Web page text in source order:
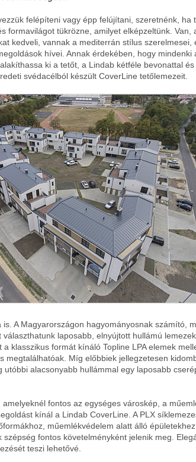
felépíteni vagy épp felújítani, szeretnénk, ha
formavilágot tükrözne, amilyet elképzeltünk. Van,
kedveli, vannak a mediterrán stílus szerelmesei,
hívei. Annak érdekében, hogy mindenki
ki a tetőt, a Lindab kétféle bevonattal és
svédacélból készült CoverLine tetőlemezeit.
A Magyarországon hagyományosnak számító,
laposabb, elnyújtott hullámú
klasszikus formát kínáló Topline LPA elemek
megtalálhatóak. Míg előbbiek jellegzetesen
utóbbi alacsonyabb hullámmal egy laposabb
fontos az egységes városkép, a
kínál a Lindab CoverLine. A PLX
műemlékvédelem alatt álló épületekhez
fontos követelményként jelenik meg.
teszi lehetővé.